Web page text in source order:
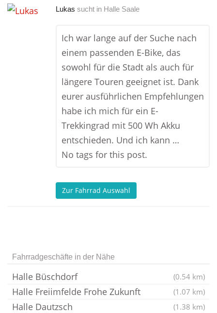
Lukas sucht in Halle Saale
Ich war lange auf der Suche nach
einem passenden E-Bike, das
sowohl für die Stadt als auch für
längere Touren geeignet ist. Dank
eurer ausführlichen Empfehlungen
habe ich mich für ein E-
Trekkingrad mit 500 Wh Akku
entschieden. Und ich kann …
No tags for this post.
Zur Fahrrad Auswahl
Fahrradgeschäfte in der Nähe
Halle Büschdorf (0.54 km)
Halle Freiimfelde Frohe Zukunft (1.07 km)
Halle Dautzsch (1.38 km)